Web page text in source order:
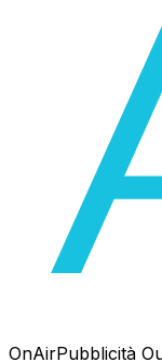
OnAirPubblicità